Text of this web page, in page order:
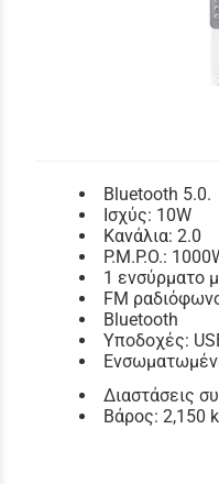
Bluetooth 5.0.
Ισχύς: 10W
Κανάλια: 2.0
P.M.P.O.:
1 ενσύρματο
FM
Bluetooth
Υποδοχές:
Διαστάσεις
Βάρος: 2,150